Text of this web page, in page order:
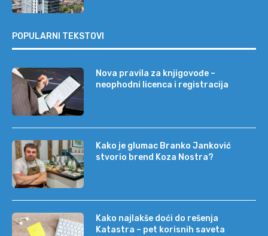
POPULARNI TEKSTOVI
Nova pravila za knjigovođe –
neophodni licenca i registracija
Kako je glumac Branko Janković
stvorio brend Koza Nostra?
Kako najlakše doći do rešenja
Katastra – pet korisnih saveta